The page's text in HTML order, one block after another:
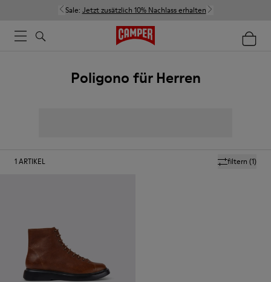
Sale: Jetzt zusätzlich 10% Nachlass erhalten
Poligono für Herren
filtern (1)
1ARTIKEL